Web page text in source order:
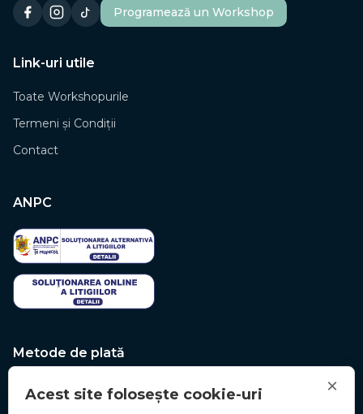
Programează un Workshop
Link-uri utile
Toate Workshopurile
Termeni și Condiții
Contact
ANPC
Metode de plată
VISA Stripe ×
Acest site folosește cookie-uri